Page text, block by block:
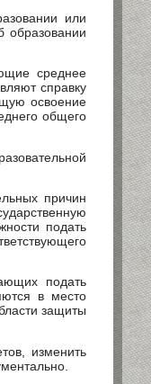
или
образовании
среднее
справку
освоение
общего
причин
подать
подать
в место
защиты
изменить